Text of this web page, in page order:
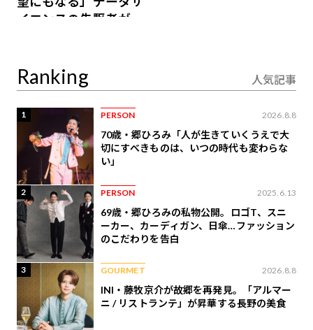
イエンスの先駆者が語
Ranking 人気記事
1 PERSON 2026.8.8
70歳・郷ひろみ「人が生きていくうえで大
切にすべきものは、いつの時代も変わらな
い」
2 PERSON 2025.6.13
69歳・郷ひろみの私物公開。ロゴT、スニ
ーカー、カーディガン、日傘…ファッション
のこだわりを告白
3 GOURMET 2026.8.8
INI・藤牧京介が故郷を再発見。「アルマー
ニ / リストランテ」が昇華する長野の美食